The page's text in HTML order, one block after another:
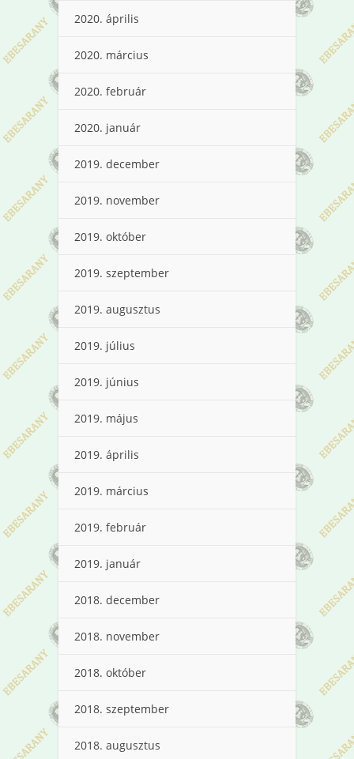
2020. április
2020. március
2020. február
2020. január
2019. december
2019. november
2019. október
2019. szeptember
2019. augusztus
2019. július
2019. június
2019. május
2019. április
2019. március
2019. február
2019. január
2018. december
2018. november
2018. október
2018. szeptember
2018. augusztus